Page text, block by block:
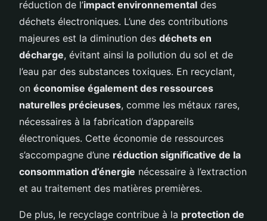
réduction de l’impact environnemental des
déchets électroniques. L’une des contributions
majeures est la diminution des déchets en
décharge, évitant ainsi la pollution du sol et de
l’eau par des substances toxiques. En recyclant,
on économise également des ressources
naturelles précieuses, comme les métaux rares,
nécessaires à la fabrication d’appareils
électroniques. Cette économie de ressources
s’accompagne d’une réduction significative de la
consommation d’énergie nécessaire à l’extraction
et au traitement des matières premières.
De plus, le recyclage contribue à la protection de